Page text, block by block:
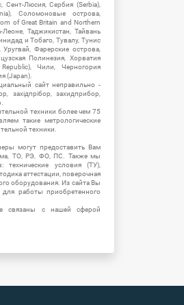
Сент-Люсия, Сербия (Serbia),
Соломоновые острова,
of Great Britain and Northern
Таджикистан, Тайвань
и Тобаго, Тувалу, Тунис
Фарерские острова,
Полинезия, Хорватия
Чили, Черногория
(Japan).
сайт неправильно -
західпрібор, захидприбор,
техники более чем 75
такие метрологические
техники.
могут предоставить Вам
ТО, РЭ, ФО, ПС. Также мы
технические условия (ТУ),
аттестации, поверочная
оборудования. Из сайта Вы
работы приобретенного
связаны с нашей сферой